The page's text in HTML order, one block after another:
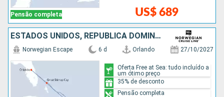
Pensão completa US$ 689
ESTADOS UNIDOS, REPUBLICA DOMINICANA, BAHAMAS
Norwegian Escape 6 d Orlando 27/10/2027
Oferta Free at Sea: tudo incluído a
um ótimo preço
35% de desconto
Pensão completa